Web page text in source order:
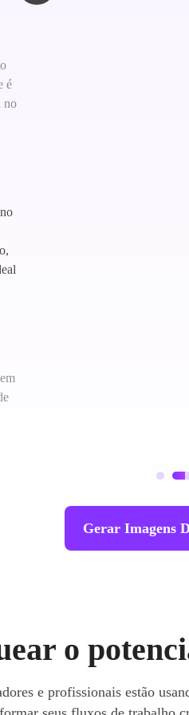
é
no
Gerar Imagens
o
e profissionais estão